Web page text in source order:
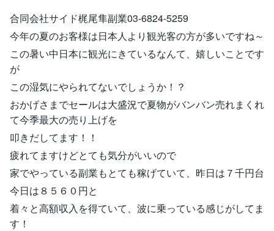
合同会社サイド梶尾隼副業03-6824-5259
今年の夏のお客様は日本人より観光客の方が多いですね～
この暑い中日本に観光にきているなんて、嬉しいことです
が
この湿気にやられてないでしょうか！？
おかげさまでセールは大盛況で夏物がバンバン売れまくれ
て今季最大の売り上げを
叩きだしてます！！
疲れてますけどとても気分がいいので
家でやっている副業もとても稼げていて、昨日は７千円台
今日は８５６０円と
着々と高額収入を得ていて、波に乗っている感じがしてま
す！